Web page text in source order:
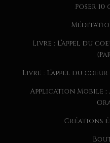
Poser
Livre : L’appel du
Livre : L’appel du
Application Mobile :
Créations